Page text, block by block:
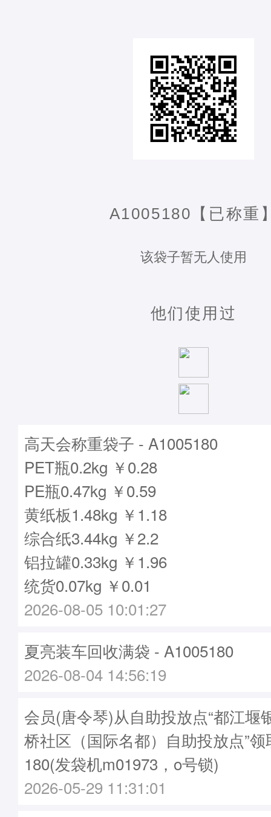
A1005180【已称重
该袋子暂无人使用
他们使用过
高天会称重袋子 - A1005180
PET瓶0.2kg ￥0.28
PE瓶0.47kg ￥0.59
黄纸板1.48kg ￥1.18
综合纸3.44kg ￥2.2
铝拉罐0.33kg ￥1.96
统货0.07kg ￥0.01
2026-08-05 10:01:27
夏亮装车回收满袋 - A1005180
2026-08-04 14:56:19
会员(唐令琴)从自助投放点“都江堰
桥社区（国际名都）自助投放点”
180(发袋机m01973，o号锁)
2026-05-29 11:31:01